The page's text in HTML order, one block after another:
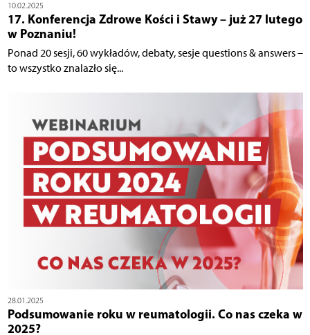
10.02.2025
17. Konferencja Zdrowe Kości i Stawy – już 27 lutego
w Poznaniu!
Ponad 20 sesji, 60 wykładów, debaty, sesje questions & answers –
to wszystko znalazło się...
28.01.2025
Podsumowanie roku w reumatologii. Co nas czeka w
2025?